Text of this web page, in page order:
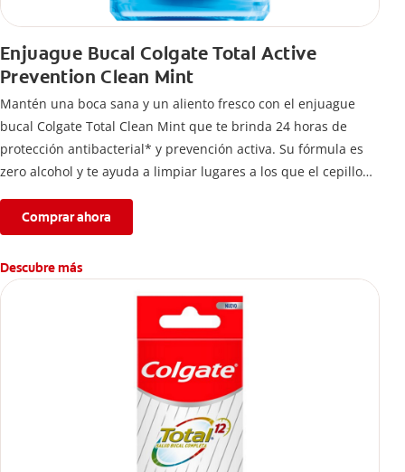
Enjuague Bucal Colgate Total Active
Prevention Clean Mint
Mantén una boca sana y un aliento fresco con el enjuague
bucal Colgate Total Clean Mint que te brinda 24 horas de
protección antibacterial* y prevención activa. Su fórmula es
zero alcohol y te ayuda a limpiar lugares a los que el cepillo
Comprar ahora
Descubre más